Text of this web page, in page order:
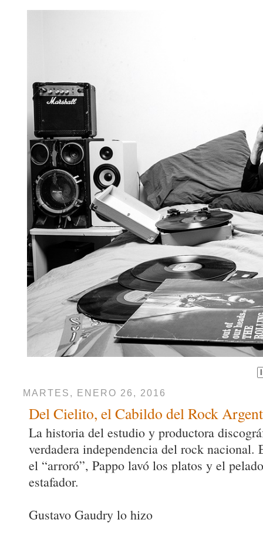
MARTES, ENERO 26, 2016
Del Cielito, el Cabildo del Rock
La historia del estudio y productora
verdadera independencia del rock nacional.
el “arroró”, Pappo lavó los platos y el
estafador.
Gustavo Gaudry lo hizo